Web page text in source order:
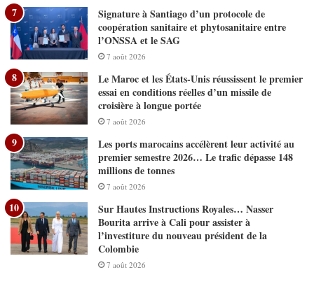
Signature à Santiago d’un protocole de
coopération sanitaire et phytosanitaire entre
l’ONSSA et le SAG
7 août 2026
Le Maroc et les États-Unis réussissent le premier
essai en conditions réelles d’un missile de
croisière à longue portée
7 août 2026
Les ports marocains accélèrent leur activité au
premier semestre 2026… Le trafic dépasse 148
millions de tonnes
7 août 2026
Sur Hautes Instructions Royales… Nasser
Bourita arrive à Cali pour assister à
l’investiture du nouveau président de la
Colombie
7 août 2026